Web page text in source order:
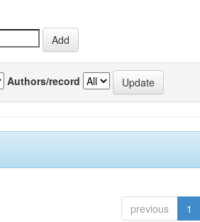
Authors/record
previous 1